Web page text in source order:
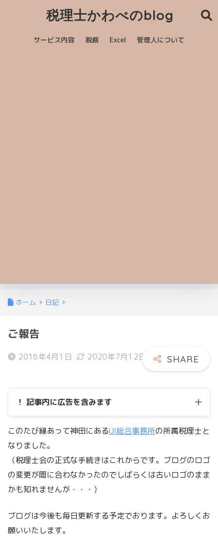
税理士かわべのblog
サービス内容 税務 Excel 管理人について
ホーム 日記
ご報告
2016年4月1日 2020年7月12日
！ 記事内に広告を含みます
このたび縁あって神田にあるUI総合事務所の所属税理士と
なりました。
（税理士会の正式な手続きはこれからです。ブログのロゴ
の変更が間に合わなかったのでしばらくは古いロゴのまま
かも知れませんが・・・）
ブログは今後も毎日更新する予定でおります。よろしくお
願いいたします。